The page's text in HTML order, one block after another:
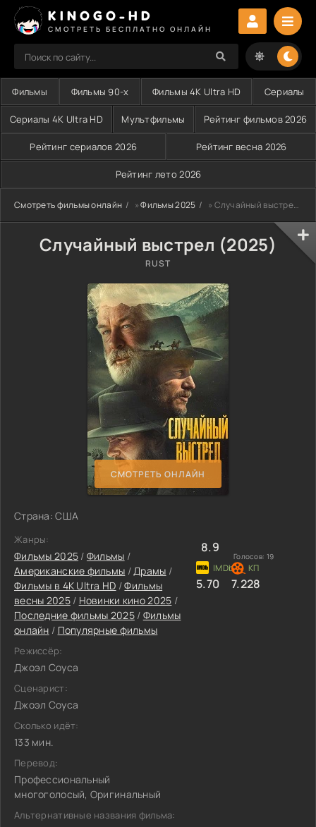
KINOGO-HD
СМОТРЕТЬ БЕСПЛАТНО ОНЛАЙН
Фильмы Фильмы 90-х Фильмы 4K Ultra HD Сериалы
Сериалы 4K Ultra HD Мультфильмы Рейтинг фильмов 2026
Рейтинг сериалов 2026 Рейтинг весна 2026
Рейтинг лето 2026
Смотреть фильмы онлайн »Фильмы 2025 » Случайный выстрел (2025)
Случайный выстрел (2025)
RUST
СМОТРЕТЬ ОНЛАЙН
Страна: США
Жанры:
Фильмы 2025 / Фильмы /
Американские фильмы /Драмы /
Фильмы в 4K Ultra HD /Фильмы
весны 2025/ Новинки кино 2025 /
Последние фильмы 2025/ Фильмы
онлайн / Популярные фильмы
Режиссёр:
Джоэл Соуса
Сценарист:
Джоэл Соуса
Сколько идёт:
133 мин.
Перевод:
Профессиональный
многоголосый, Оригинальный
Альтернативные названия фильма:
8.9
Голосов: 19
5.70 7.228